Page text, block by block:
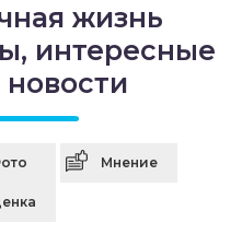
жизнь
интересные
Мнение